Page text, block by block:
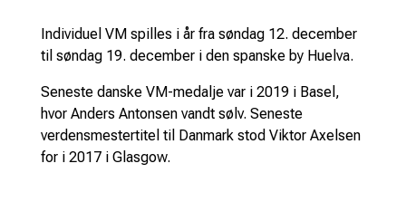
Individuel VM spilles i år fra søndag 12. december
til søndag 19. december i den spanske by Huelva.
Seneste danske VM-medalje var i 2019 i Basel,
hvor Anders Antonsen vandt sølv. Seneste
verdensmestertitel til Danmark stod Viktor Axelsen
for i 2017 i Glasgow.